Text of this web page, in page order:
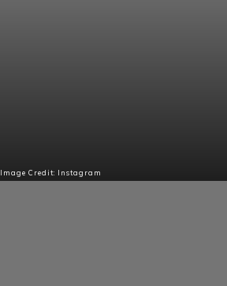
Image Credit: Instagram